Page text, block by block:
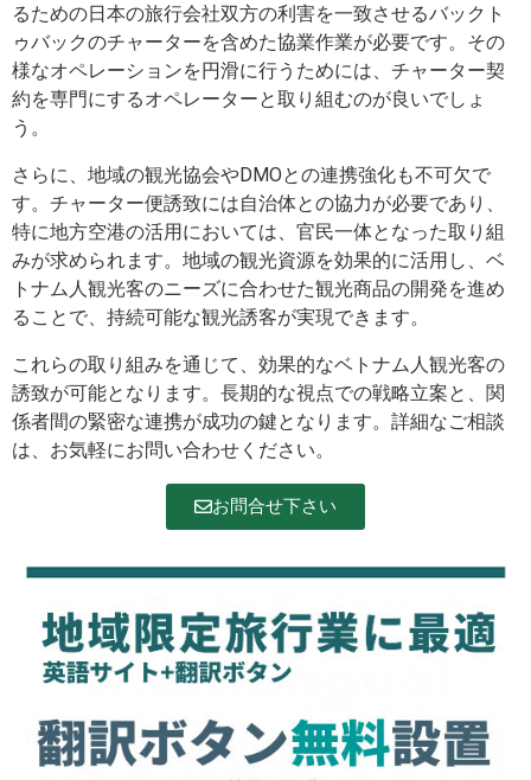
るための日本の旅行会社双方の利害を一致させるバックト
ゥバックのチャーターを含めた協業作業が必要です。その
様なオペレーションを円滑に行うためには、チャーター契
約を専門にするオペレーターと取り組むのが良いでしょ
う。
さらに、地域の観光協会やDMOとの連携強化も不可欠で
す。チャーター便誘致には自治体との協力が必要であり、
特に地方空港の活用においては、官民一体となった取り組
みが求められます。地域の観光資源を効果的に活用し、ベ
トナム人観光客のニーズに合わせた観光商品の開発を進め
ることで、持続可能な観光誘客が実現できます。
これらの取り組みを通じて、効果的なベトナム人観光客の
誘致が可能となります。長期的な視点での戦略立案と、関
係者間の緊密な連携が成功の鍵となります。詳細なご相談
は、お気軽にお問い合わせください。
お問合せ下さい